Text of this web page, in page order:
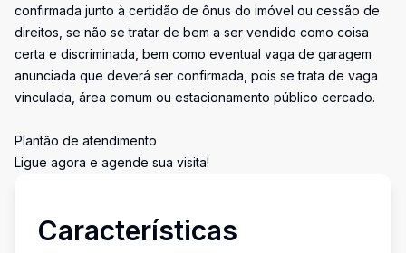
confirmada junto à certidão de ônus do imóvel ou cessão de
direitos, se não se tratar de bem a ser vendido como coisa
certa e discriminada, bem como eventual vaga de garagem
anunciada que deverá ser confirmada, pois se trata de vaga
vinculada, área comum ou estacionamento público cercado.
Plantão de atendimento
Ligue agora e agende sua visita!
Características